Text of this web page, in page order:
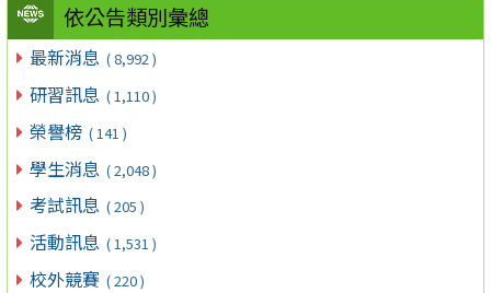
依公告類別彙總
最新消息 ( 8,992 )
研習訊息 ( 1,110 )
榮譽榜 ( 141 )
學生消息 ( 2,048 )
考試訊息 ( 205 )
活動訊息 ( 1,531 )
校外競賽 ( 220 )